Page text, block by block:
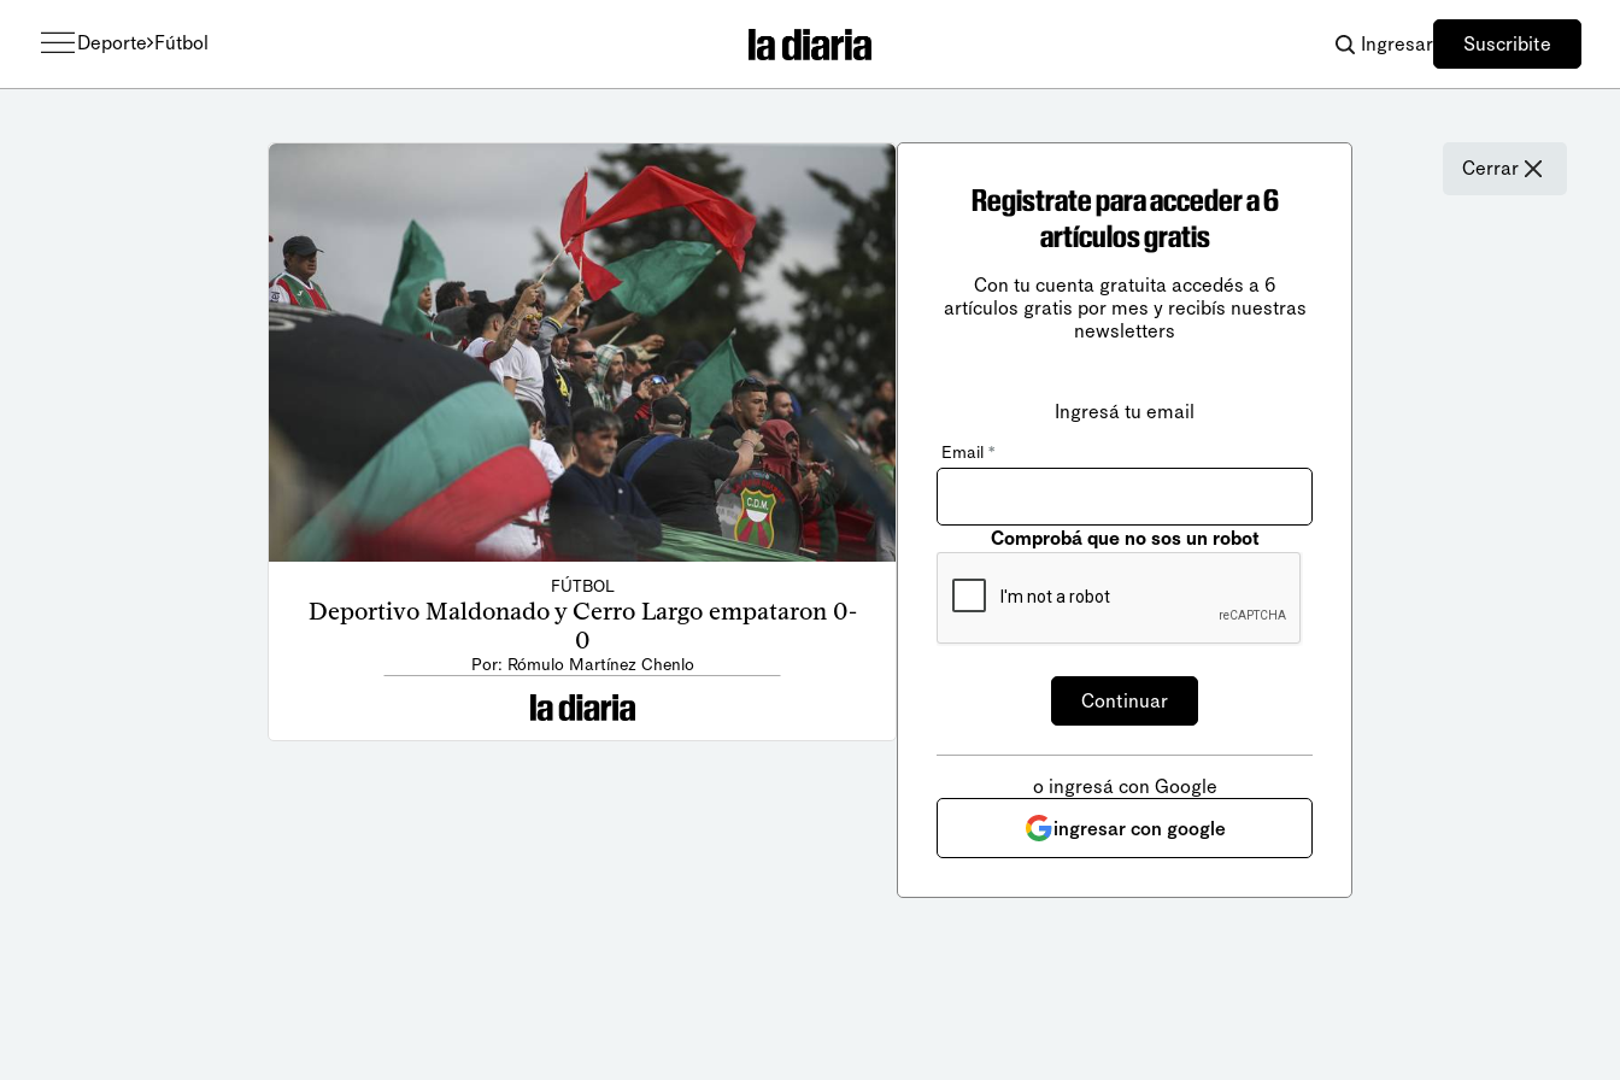
Deporte Fútbol Ingresar Suscribite
FÚTBOL
Deportivo Maldonado y Cerro Largo empataron 0-
0
Por: Rómulo Martínez Chenlo
Cerrar
Registrate para acceder a 6
artículos gratis
Con tu cuenta gratuita accedés a 6
artículos gratis por mes y recibís nuestras
newsletters
Ingresá tu email
Email *
Comprobá que no sos un robot
o ingresá con Google
ingresar con google